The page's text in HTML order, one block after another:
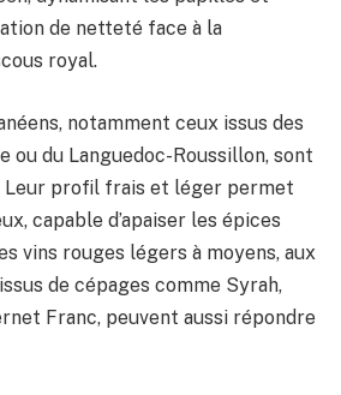
de netteté face à la
royal.
notamment ceux issus des
ou du Languedoc-Roussillon, sont
Leur profil frais et léger permet
capable d’apaiser les épices
vins rouges légers à moyens, aux
de cépages comme Syrah,
Franc, peuvent aussi répondre